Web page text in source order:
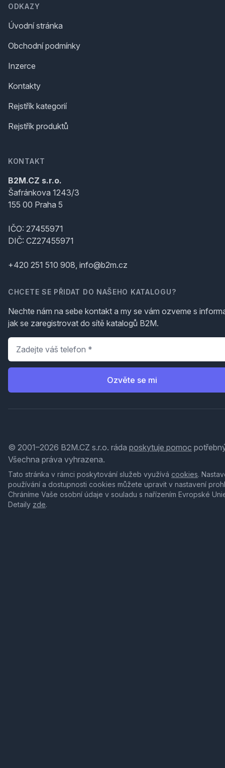
ODKAZY
Úvodní stránka
Obchodní podmínky
Inzerce
Kontakty
Rejstřík kategorií
Rejstřík produktů
KONTAKT
B2M.CZ s.r.o.
Šafránkova 1243/3
155 00 Praha 5
IČO: 27455971
DIČ: CZ27455971
+420 251 510 908, info@b2m.cz
CHCETE SE PŘIDAT DO NAŠEHO KATALOGU?
Nechte nám na sebe kontakt a my se vám ozveme s
jak se zaregistrovat do sítě katalogů B2M.
Telefon
Ozvěte se mi
© 2001–2026 B2M.CZ s.r.o. ráda poskytuje pomoc
Všechna práva vyhrazena.
Tato stránka v rámci poskytování služeb využívá cookies.
používání a dostupnosti cookies můžete upravit v nastavení
Chráníme Vaše osobní údaje v souladu s nařízením Evropské
Detaily zde.